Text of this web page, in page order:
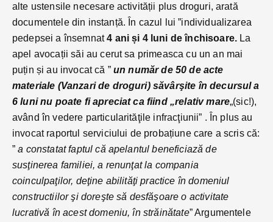
alte ustensile necesare activității plus droguri, arată
documentele din instanță. În cazul lui ”individualizarea
pedepsei a însemnat4 ani și 4 luni de închisoare. La
apel avocații săi au cerut sa primeasca cu un an mai
puțin și au invocat că ”un număr de 50 de acte
materiale (Vanzari de droguri) săvârşite în decursul a
6 luni nu poate fi apreciat ca fiind „relativ mare„(sic!),
având în vedere particularităţile infracţiunii” . În plus au
invocat raportul serviciului de probațiune care a scris că:
”a constatat faptul că apelantul beneficiază de
susţinerea familiei, a renunţat la compania
coinculpaţilor, deţine abilităţi practice în domeniul
constructiilor şi doreşte să desfăşoare o activitate
lucrativă în acest domeniu, în străinătate” Argumentele